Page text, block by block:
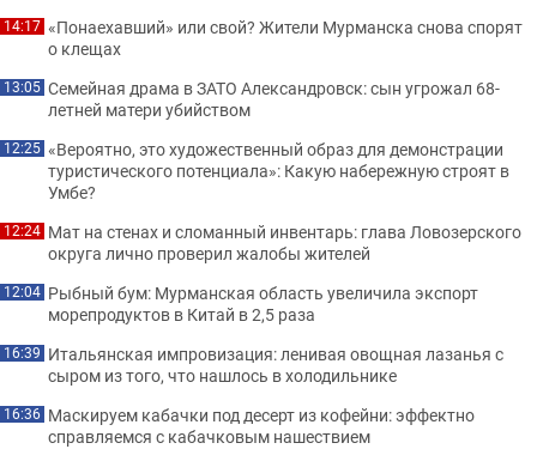
14:17 «Понаехавший» или свой? Жители Мурманска снова спорят
о клещах
13:05 Семейная драма в ЗАТО Александровск: сын угрожал 68-
летней матери убийством
12:25 «Вероятно, это художественный образ для демонстрации
туристического потенциала»: Какую набережную строят в
Умбе?
12:24 Мат на стенах и сломанный инвентарь: глава Ловозерского
округа лично проверил жалобы жителей
12:04 Рыбный бум: Мурманская область увеличила экспорт
морепродуктов в Китай в 2,5 раза
16:39 Итальянская импровизация: ленивая овощная лазанья с
сыром из того, что нашлось в холодильнике
16:36 Маскируем кабачки под десерт из кофейни: эффектно
справляемся с кабачковым нашествием